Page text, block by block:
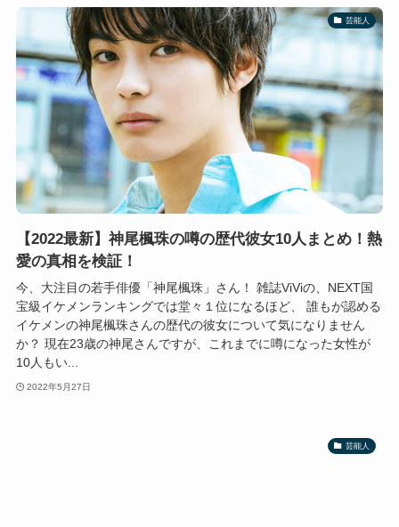
芸能人
【2022最新】神尾楓珠の噂の歴代彼女10人まとめ！熱
愛の真相を検証！
今、大注目の若手俳優「神尾楓珠」さん！ 雑誌ViViの、NEXT国
宝級イケメンランキングでは堂々１位になるほど、 誰もが認める
イケメンの神尾楓珠さんの歴代の彼女について気になりません
か？ 現在23歳の神尾さんですが、これまでに噂になった女性が
10人もい...
2022年5月27日
芸能人